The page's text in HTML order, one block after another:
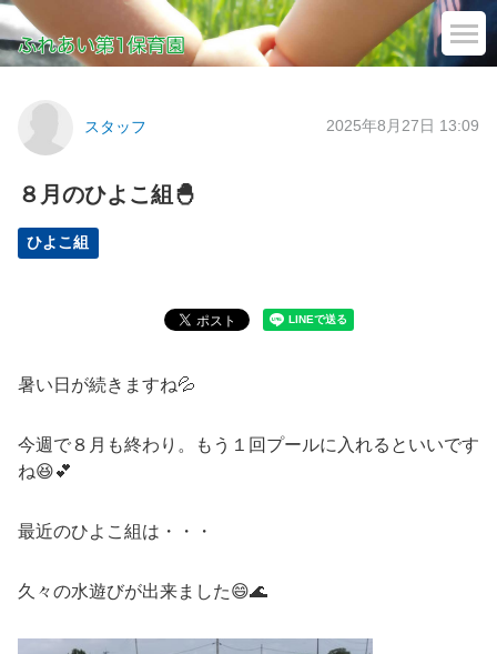
スタッフ 2025年8月27日 13:09
８月のひよこ組🐣
ひよこ組
暑い日が続きますね💦
今週で８月も終わり。もう１回プールに入れるといいです
ね😆💕
最近のひよこ組は・・・
久々の水遊びが出来ました😄🌊